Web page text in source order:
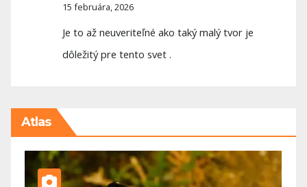
15 februára, 2026
Je to až neuveriteľné ako taký malý tvor je
dôležitý pre tento svet .
Atlas